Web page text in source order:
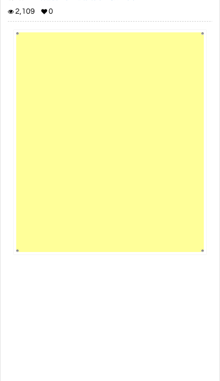
2,109
0